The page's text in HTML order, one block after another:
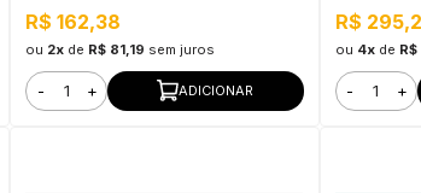
R$ 162,38
ou 2x de R$ 81,19 sem juros
- + ADICIONAR
R$
ou 4xde
- +